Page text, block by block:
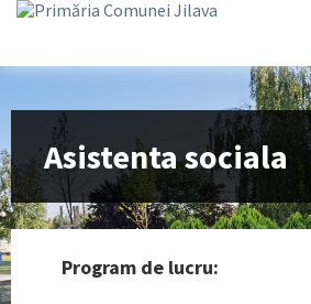
Asistenta sociala
Program de lucru: